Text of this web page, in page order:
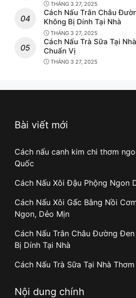
THÁNG 3 27, 2025
Cách Nấu Trân Châu
Không Bị Dính Tại Nhà
THÁNG 3 27, 2025
Cách Nấu Trà Sữa Tại
Chuẩn Vị
THÁNG 3 27, 2025
Bài viết mới
Cách nấu canh kim chi thơm
Quốc
Cách Nấu Xôi Đậu Phộng Ngon
Cách Nấu Xôi Gấc Bằng Nồi
Ngon, Dẻo Mịn
Cách Nấu Trân Châu Đường
Bị Dính Tại Nhà
Cách Nấu Trà Sữa Tại Nhà
Nội dung chính